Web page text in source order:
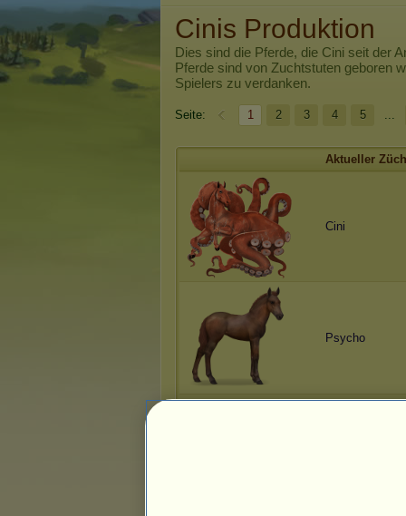
Cinis Produktion
Dies sind die Pferde, die Cini seit der
Pferde sind von Zuchtstuten geboren
Spielers zu verdanken.
Seite: 1 2 3 4 5 ...
Aktueller
Cini
Psycho